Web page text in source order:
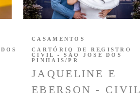
JAQUELINE E
EBERSON - CIVIL
CASAMENTOS
CARTÓRIO DE REGISTRO
CIVIL - SÃO JOSÉ DOS
PINHAIS/PR